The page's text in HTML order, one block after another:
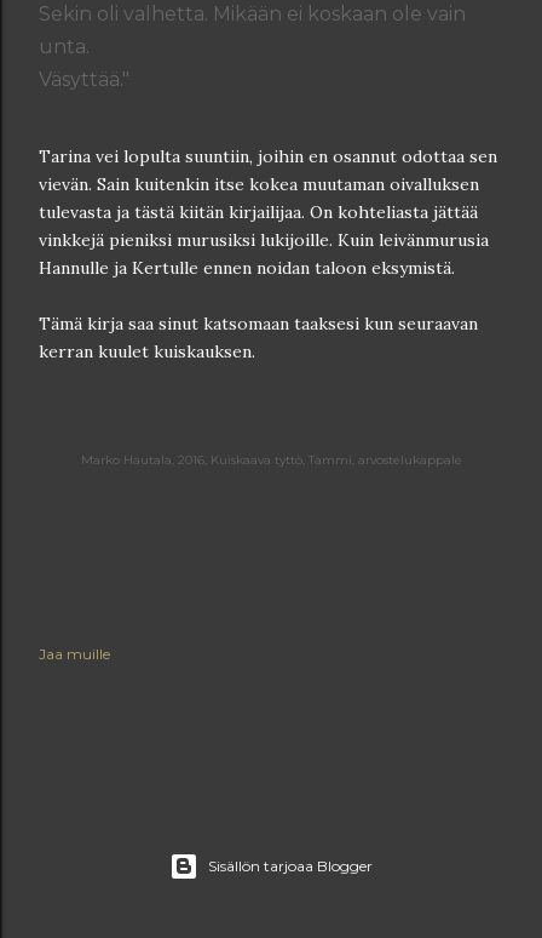
Sekin oli valhetta. Mikään ei koskaan ole vain
unta.
Väsyttää."
Tarina vei lopulta suuntiin, joihin en osannut odottaa sen
vievän. Sain kuitenkin itse kokea muutaman oivalluksen
tulevasta ja tästä kiitän kirjailijaa. On kohteliasta jättää
vinkkejä pieniksi murusiksi lukijoille. Kuin leivänmurusia
Hannulle ja Kertulle ennen noidan taloon eksymistä.
Tämä kirja saa sinut katsomaan taaksesi kun seuraavan
kerran kuulet kuiskauksen.
Marko Hautala, 2016, Kuiskaava tyttö, Tammi, arvostelukappale
Jaa muille
Sisällön tarjoaa Blogger